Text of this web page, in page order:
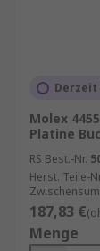
Teile in
Clips
Molex
Platine
RS Best.-Nr.
Herst. Teile-
187,83 €
Menge